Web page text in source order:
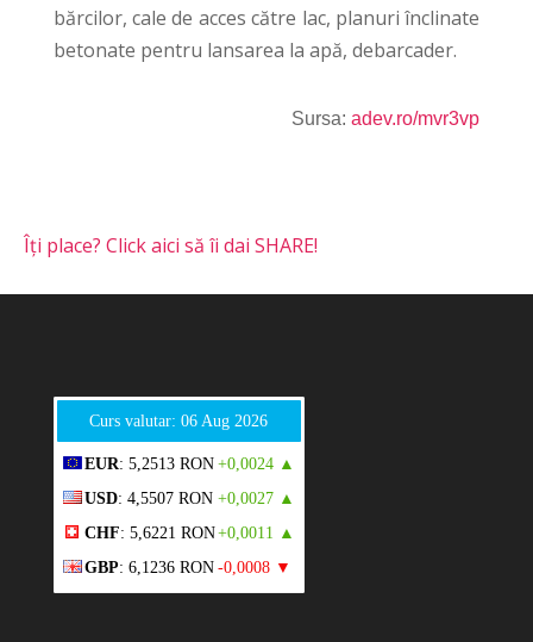
bărcilor, cale de acces către lac, planuri înclinate
betonate pentru lansarea la apă, debarcader.
Sursa:adev.ro/mvr3vp
Îți place? Click aici să îi dai SHARE!
Curs valutar: 06 Aug 2026
EUR: 5,2513 RON +0,0024 ▲
USD: 4,5507 RON +0,0027 ▲
CHF: 5,6221 RON+0,0011 ▲
GBP: 6,1236 RON -0,0008 ▼